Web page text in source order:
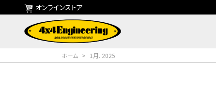
オンラインストア
ホーム > 1月. 2025